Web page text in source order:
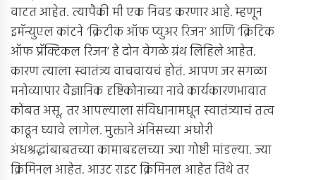
वाटत आहेत. त्यापैकी मी एक निवड करणार आहे. म्हणून
इमॅन्युएल कांटने ‘क्रिटीक ऑफ प्युअर रिजन’ आणि ‘क्रिटिक
ऑफ प्रॅक्टिकल रिजन’ हे दोन वेगळे ग्रंथ लिहिले आहेत.
कारण त्याला स्वातंत्र्य वाचवायचं होतं. आपण जर सगळा
मनोव्यापार वैज्ञानिक दृष्टिकोनाच्या नावे कार्यकारणभावात
कोंबत असू, तर आपल्याला संविधानामधून स्वातंत्र्याचं तत्व
काढून घ्यावे लागेल. मुक्ताने अंनिसच्या अघोरी
अंधश्रद्धांबाबतच्या कामाबद्दलच्या ज्या गोष्टी मांडल्या. ज्या
क्रिमिनल आहेत. आउट राइट क्रिमिनल आहेत तिथे तर